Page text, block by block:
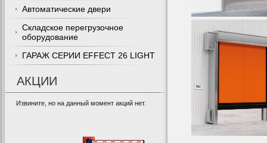
Автоматические двери
Складское перегрузочное
оборудование
ГАРАЖ СЕРИИ EFFECT 26 LIGHT
АКЦИИ
Извините, но на данный момент акций нет.